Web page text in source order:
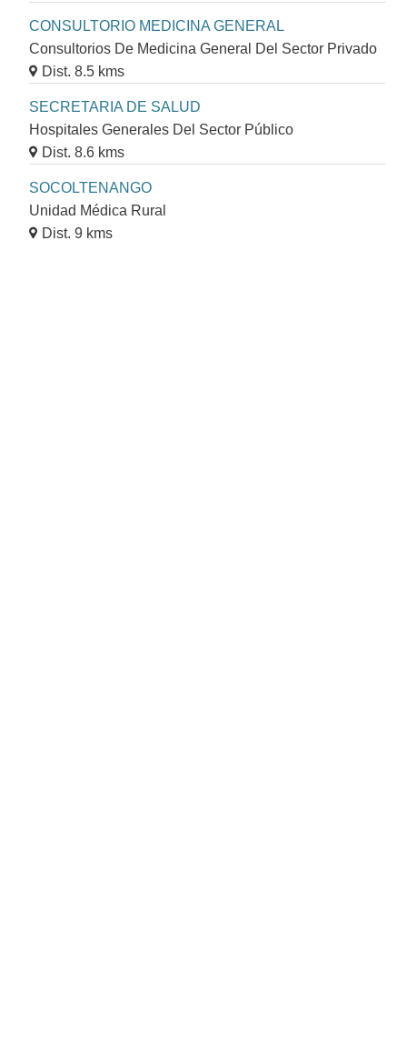
CONSULTORIO MEDICINA GENERAL
Consultorios De Medicina General Del Sector Privado
Dist. 8.5 kms
SECRETARIA DE SALUD
Hospitales Generales Del Sector Público
Dist. 8.6 kms
SOCOLTENANGO
Unidad Médica Rural
Dist. 9 kms